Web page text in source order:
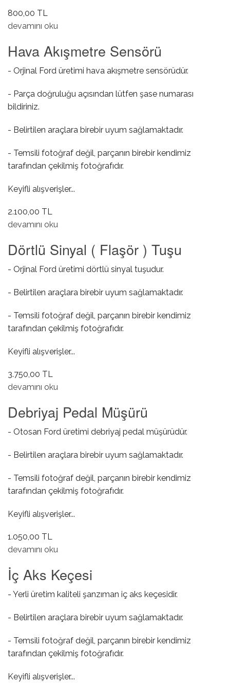
800,00 TL
Partikül Filtre Sıvısı hakkında
devamını oku
Hava Akışmetre Sensörü
- Orjinal Ford üretimi hava akışmetre sensörüdür.
- Parça doğruluğu açısından lütfen şase numarası
bildiriniz.
- Belirtilen araçlara birebir uyum sağlamaktadır.
- Temsili fotoğraf değil, parçanın birebir kendimiz
tarafından çekilmiş fotoğrafıdır.
Keyifli alışverişler...
2.100,00 TL
Hava Akışmetre Sensörü hakkında
devamını oku
Dörtlü Sinyal ( Flaşör ) Tuşu
- Orjinal Ford üretimi dörtlü sinyal tuşudur.
- Belirtilen araçlara birebir uyum sağlamaktadır.
- Temsili fotoğraf değil, parçanın birebir kendimiz
tarafından çekilmiş fotoğrafıdır.
Keyifli alışverişler...
3.750,00 TL
Dörtlü Sinyal ( Flaşör ) Tuşu hakkında
devamını oku
Debriyaj Pedal Müşürü
- Otosan Ford üretimi debriyaj pedal müşürüdür.
- Belirtilen araçlara birebir uyum sağlamaktadır.
- Temsili fotoğraf değil, parçanın birebir kendimiz
tarafından çekilmiş fotoğrafıdır.
Keyifli alışverişler...
1.050,00 TL
Debriyaj Pedal Müşürü hakkında
devamını oku
İç Aks Keçesi
- Yerli üretim kaliteli şanzıman iç aks keçesidir.
- Belirtilen araçlara birebir uyum sağlamaktadır.
- Temsili fotoğraf değil, parçanın birebir kendimiz
tarafından çekilmiş fotoğrafıdır.
Keyifli alışverişler...